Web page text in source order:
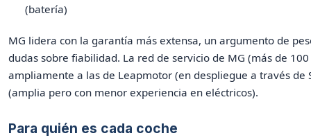
(batería)
MG lidera con la garantía más extensa, un argumento de
dudas sobre fiabilidad. La red de servicio de MG (más de
ampliamente a las de Leapmotor (en despliegue a través de
(amplia pero con menor experiencia en eléctricos).
Para quién es cada coche